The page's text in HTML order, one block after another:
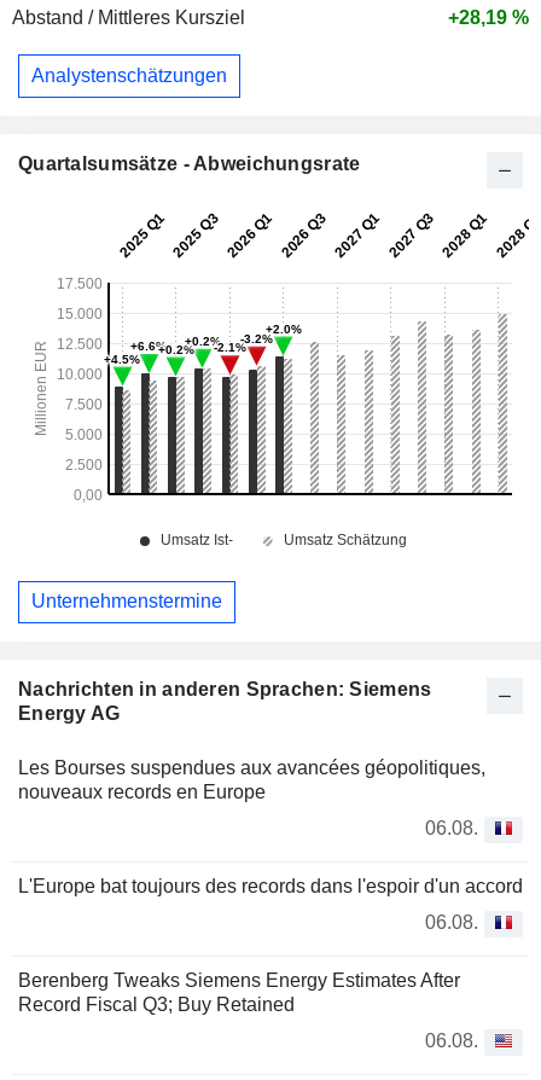
Nachrichten in anderen Sprachen: Siemens
Energy AG
Les Bourses suspendues aux avancées géopolitiques,
nouveaux records en Europe
06.08.
L'Europe bat toujours des records dans l'espoir d'un accord
06.08.
Berenberg Tweaks Siemens Energy Estimates After
Record Fiscal Q3; Buy Retained
06.08.
Abstand / Mittleres Kursziel
+28,19 %
Analystenschätzungen
Quartalsumsätze - Abweichungsrate
Unternehmenstermine